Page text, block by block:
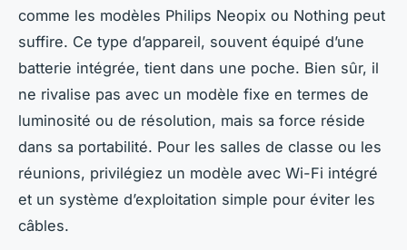
comme les modèles Philips Neopix ou Nothing peut
suffire. Ce type d’appareil, souvent équipé d’une
batterie intégrée, tient dans une poche. Bien sûr, il
ne rivalise pas avec un modèle fixe en termes de
luminosité ou de résolution, mais sa force réside
dans sa portabilité. Pour les salles de classe ou les
réunions, privilégiez un modèle avec Wi-Fi intégré
et un système d’exploitation simple pour éviter les
câbles.